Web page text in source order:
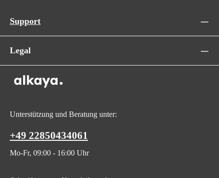
Support
Legal
Unterstützung und Beratung unter:
+49 22850434061
Mo-Fr, 09:00 - 16:00 Uhr